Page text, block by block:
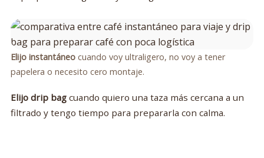
Elijo instantáneocuando voy ultraligero, no voy a tener
papelera o necesito cero montaje.
Elijo drip bagcuando quiero una taza más cercana a un
filtrado y tengo tiempo para prepararla con calma.